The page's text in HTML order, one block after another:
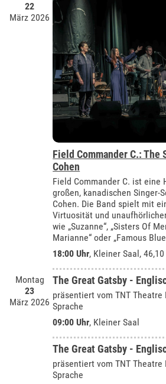
22
März 2026
Field Commander C.: The
Cohen
Field Commander C. ist eine
großen, kanadischen Singer-
Cohen. Die Band spielt mit
Virtuosität und
wie „Suzanne“, „Sisters Of
Marianne“ oder „Famous
18:00 Uhr, Kleiner Saal, 46,10
Montag
23
März 2026
The Great Gatsby -
präsentiert vom TNT
Sprache
09:00 Uhr, Kleiner Saal
The Great Gatsby -
präsentiert vom TNT
Sprache